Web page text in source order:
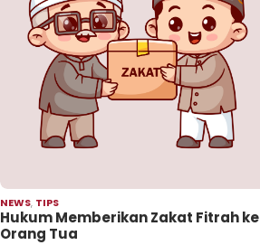
NEWS, TIPS
Hukum Memberikan Zakat Fitrah ke
Orang Tua